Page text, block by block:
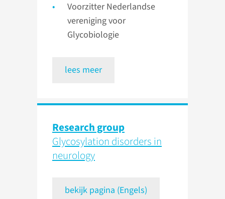
Voorzitter Nederlandse
vereniging voor
Glycobiologie
lees meer
Research group
Glycosylation disorders in
neurology
bekijk pagina (Engels)